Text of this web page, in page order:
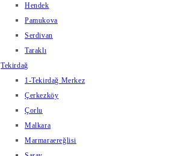
Hendek
Pamukova
Serdivan
Taraklı
Tekirdağ
1-Tekirdağ Merkez
Çerkezköy
Çorlu
Malkara
Marmaraereğlisi